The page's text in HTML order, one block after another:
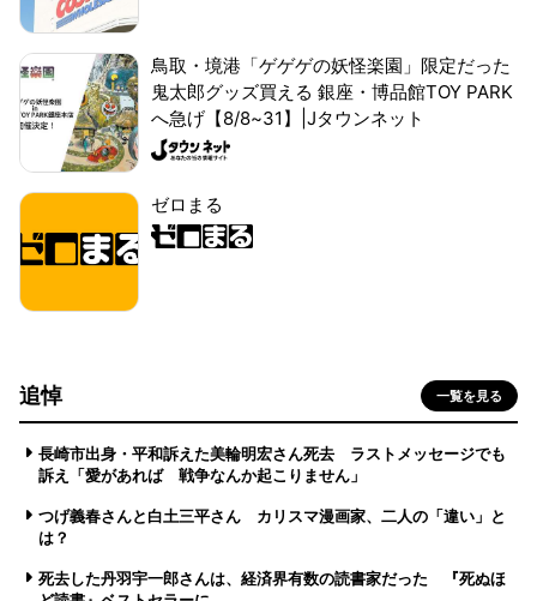
鳥取・境港「ゲゲゲの妖怪楽園」限定だった
鬼太郎グッズ買える 銀座・博品館TOY PARK
へ急げ【8/8~31】|Jタウンネット
ゼロまる
追悼 一覧を見る
長崎市出身・平和訴えた美輪明宏さん死去 ラストメッセージでも
訴え「愛があれば 戦争なんか起こりません」
つげ義春さんと白土三平さん カリスマ漫画家、二人の「違い」と
は？
死去した丹羽宇一郎さんは、経済界有数の読書家だった 『死ぬほ